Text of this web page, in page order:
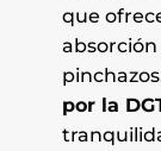
que
por la